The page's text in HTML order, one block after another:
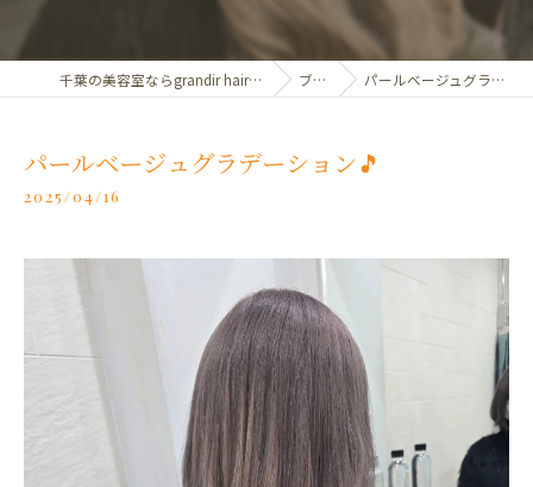
千葉の美容室ならgrandir hair design by germe ブログ パールベージュグラデーション🎵
パールベージュグラデーション🎵
2025/04/16